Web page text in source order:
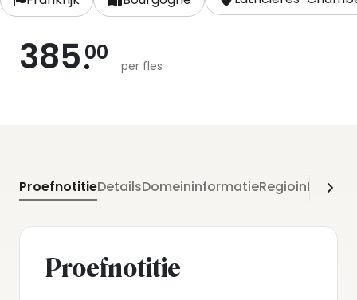
385 00
per fles
ProefnotitieDetailsDomeininformatie
Proefnotitie